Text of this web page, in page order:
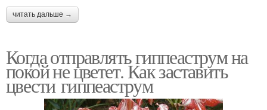
читать дальше →
Когда отправлять гиппеаструм на
покой не цветет. Как заставить
цвести гиппеаструм